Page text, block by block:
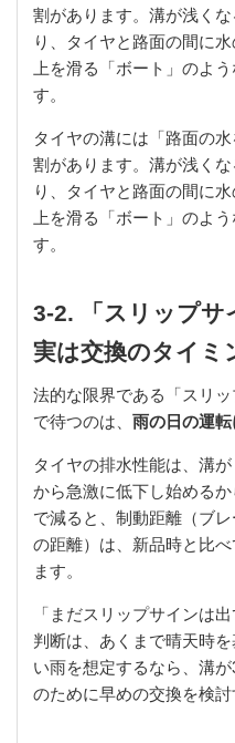
割があります。溝が浅く
り、タイヤと路面の間に
上を滑る「ボート」のよ
す。
タイヤの溝には「路面の
割があります。溝が浅く
り、タイヤと路面の間に
上を滑る「ボート」のよ
す。
3-2. 「スリップサ
実は交換のタイミ
法的な限界である「スリ
で待つのは、 雨の日の運
タイヤの排水性能は、溝
から急激に低下し始める
で減ると、制動距離（ブ
の距離）は、新品時と比
ます。
「まだスリップサインは
判断は、あくまで晴天時
い雨を想定するなら、溝
のために早めの交換を検討